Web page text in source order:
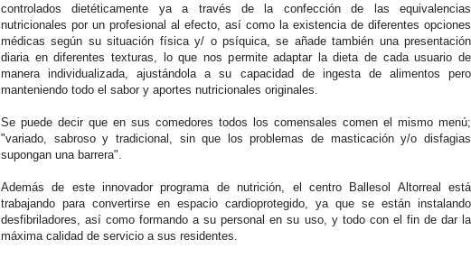
controlados dietéticamente ya a través de la confección de las equivalencias
nutricionales por un profesional al efecto, así como la existencia de diferentes opciones
médicas según su situación física y/ o psíquica, se añade también una presentación
diaria en diferentes texturas, lo que nos permite adaptar la dieta de cada usuario de
manera individualizada, ajustándola a su capacidad de ingesta de alimentos pero
manteniendo todo el sabor y aportes nutricionales originales.
Se puede decir que en sus comedores todos los comensales comen el mismo menú;
"variado, sabroso y tradicional, sin que los problemas de masticación y/o disfagias
supongan una barrera".
Además de este innovador programa de nutrición, el centro Ballesol Altorreal está
trabajando para convertirse en espacio cardioprotegido, ya que se están instalando
desfibriladores, así como formando a su personal en su uso, y todo con el fin de dar la
máxima calidad de servicio a sus residentes.